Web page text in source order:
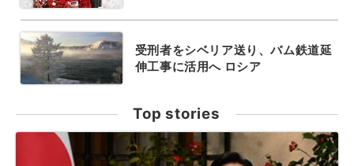
受刑者をシベリア送り、バム鉄道延
伸工事に活用へ ロシア
Top stories